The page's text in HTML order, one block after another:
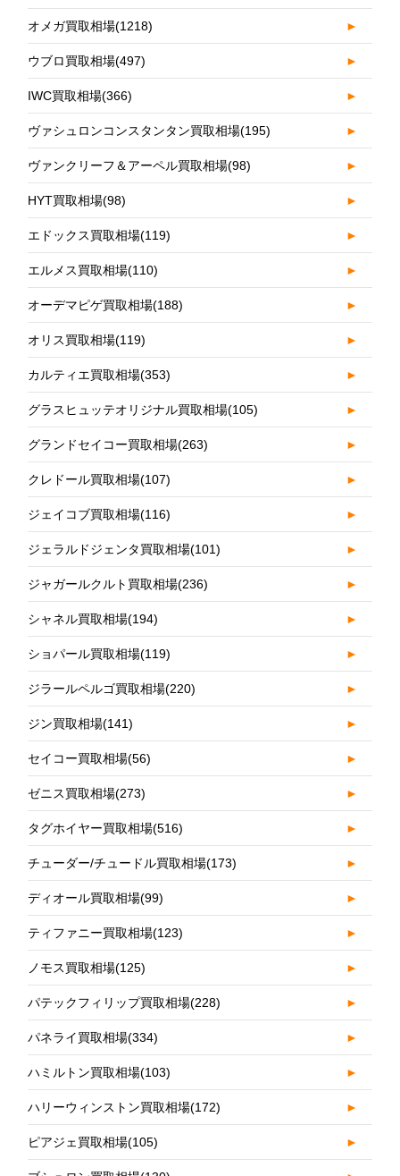
オメガ買取相場(1218) ►
ウブロ買取相場(497) ►
IWC買取相場(366) ►
ヴァシュロンコンスタンタン買取相場(195) ►
ヴァンクリーフ＆アーペル買取相場(98) ►
HYT買取相場(98) ►
エドックス買取相場(119) ►
エルメス買取相場(110) ►
オーデマピゲ買取相場(188) ►
オリス買取相場(119) ►
カルティエ買取相場(353) ►
グラスヒュッテオリジナル買取相場(105) ►
グランドセイコー買取相場(263) ►
クレドール買取相場(107) ►
ジェイコブ買取相場(116) ►
ジェラルドジェンタ買取相場(101) ►
ジャガールクルト買取相場(236) ►
シャネル買取相場(194) ►
ショパール買取相場(119) ►
ジラールペルゴ買取相場(220) ►
ジン買取相場(141) ►
セイコー買取相場(56) ►
ゼニス買取相場(273) ►
タグホイヤー買取相場(516) ►
チューダー/チュードル買取相場(173) ►
ディオール買取相場(99) ►
ティファニー買取相場(123) ►
ノモス買取相場(125) ►
パテックフィリップ買取相場(228) ►
パネライ買取相場(334) ►
ハミルトン買取相場(103) ►
ハリーウィンストン買取相場(172) ►
ピアジェ買取相場(105) ►